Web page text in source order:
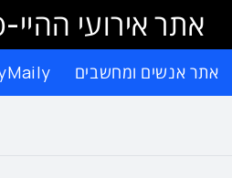
אתר אירועי
אתר אנשים ומחשבים